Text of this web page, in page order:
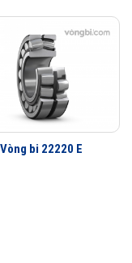
Vòng bi 22220 E